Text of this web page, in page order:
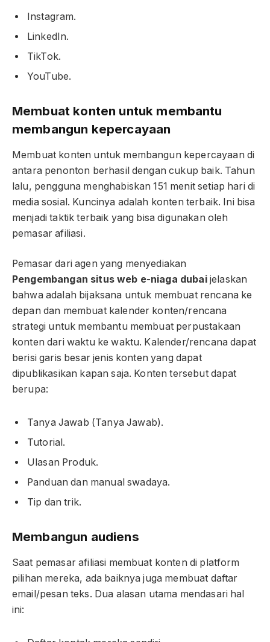
Instagram.
LinkedIn.
TikTok.
YouTube.
Membuat konten untuk membantu
membangun kepercayaan
Membuat konten untuk membangun kepercayaan di
antara penonton berhasil dengan cukup baik. Tahun
lalu, pengguna menghabiskan 151 menit setiap hari di
media sosial. Kuncinya adalah konten terbaik. Ini bisa
menjadi taktik terbaik yang bisa digunakan oleh
pemasar afiliasi.
Pemasar dari agen yang menyediakan
Pengembangan situs web e-niaga dubaijelaskan
bahwa adalah bijaksana untuk membuat rencana ke
depan dan membuat kalender konten/rencana
strategi untuk membantu membuat perpustakaan
konten dari waktu ke waktu. Kalender/rencana dapat
berisi garis besar jenis konten yang dapat
dipublikasikan kapan saja. Konten tersebut dapat
berupa:
Tanya Jawab (Tanya Jawab).
Tutorial.
Ulasan Produk.
Panduan dan manual swadaya.
Tip dan trik.
Membangun audiens
Saat pemasar afiliasi membuat konten di platform
pilihan mereka, ada baiknya juga membuat daftar
email/pesan teks. Dua alasan utama mendasari hal
ini: